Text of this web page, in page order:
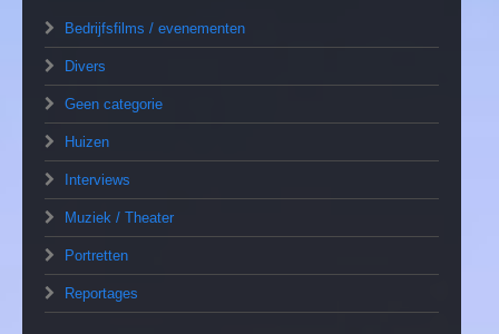
Bedrijfsfilms / evenementen
Divers
Geen categorie
Huizen
Interviews
Muziek / Theater
Portretten
Reportages